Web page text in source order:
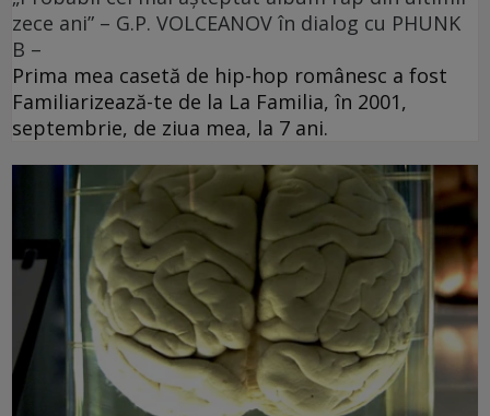
zece ani” – G.P. VOLCEANOV în dialog cu PHUNK
B –
Prima mea casetă de hip-hop românesc a fost
Familiarizează-te de la La Familia, în 2001,
septembrie, de ziua mea, la 7 ani.